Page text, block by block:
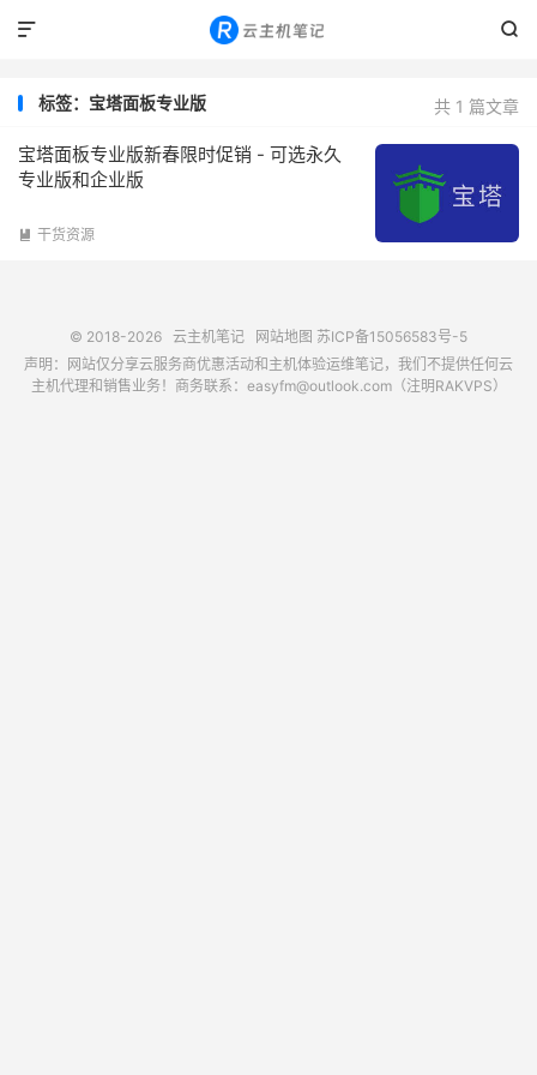


共 1 篇文章
标签：宝塔面板专业版
宝塔面板专业版新春限时促销 - 可选永久
专业版和企业版
 干货资源
© 2018-2026 云主机笔记 网站地图 苏ICP备15056583号-5
声明：网站仅分享云服务商优惠活动和主机体验运维笔记，我们不提供任何云
主机代理和销售业务！商务联系：easyfm@outlook.com（注明RAKVPS）